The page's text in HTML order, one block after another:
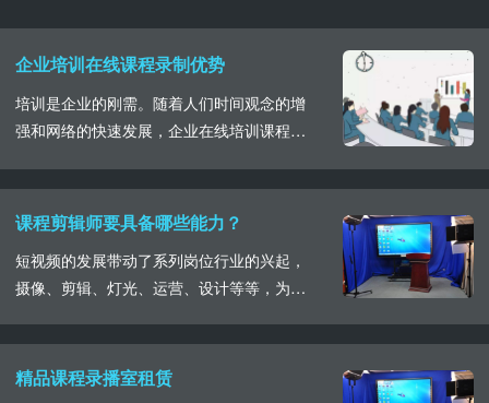
企业培训在线课程录制优势
培训是企业的刚需。随着人们时间观念的增
强和网络的快速发展，企业在线培训课程逐
有哪些优势，我们一起了解一下。企业在线
培训课程的录制，直接将录制完成的视频内
容在网络平台发布，企业员工可以根据自己
的时间要求和阶段进行自主学习。而且相较
于企业直播培训，在线培训课程的录制成本
较低，课程能够多......
课程剪辑师要具备哪些能力？
短视频的发展带动了系列岗位行业的兴起，
摄像、剪辑、灯光、运营、设计等等，为了
之间的合作。今天我们就来看一下完美在线
课件视频的呈现，其背后的剪辑师所要具备
精品课程录播室租赁